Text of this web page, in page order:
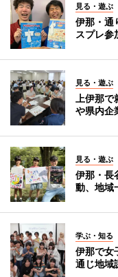
見る・遊ぶ
伊那・通
スプレ参
見る・遊ぶ
上伊那
や県内企
見る・遊ぶ
伊那・長
動、地域
学ぶ・知る
伊那で女
通じ地域